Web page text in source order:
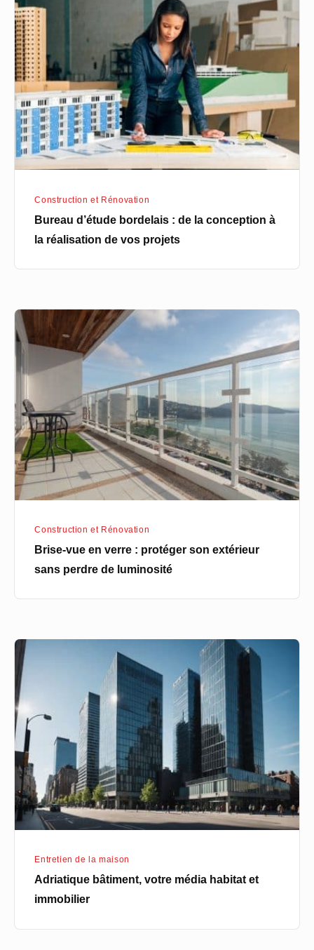
d’étude
bordelais
:
de
la
conception
à
la
réalisation
projets
Construction et Rénovation
Bureau d’étude bordelais : de la conception à
la réalisation de vos projets
Brise-
vue
en
verre
protéger
son
extérieur
sans
perdre
luminosité
Construction et Rénovation
Brise-vue en verre : protéger son extérieur
sans perdre de luminosité
Adriatique
bâtiment,
votre
média
habitat
immobilier
Entretien de la maison
Adriatique bâtiment, votre média habitat et
immobilier